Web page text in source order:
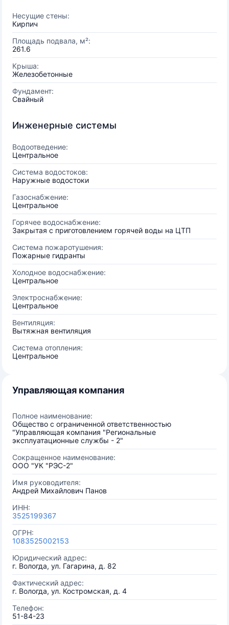
Несущие стены:
Кирпич
Площадь подвала, м²:
261.6
Крыша:
Железобетонные
Фундамент:
Свайный
Инженерные системы
Водоотведение:
Центральное
Система водостоков:
Наружные водостоки
Газоснабжение:
Центральное
Горячее водоснабжение:
Закрытая с приготовлением горячей воды на ЦТП
Система пожаротушения:
Пожарные гидранты
Холодное водоснабжение:
Центральное
Электроснабжение:
Центральное
Вентиляция:
Вытяжная вентиляция
Система отопления:
Центральное
Управляющая компания
Полное наименование:
Общество с ограниченной ответственностью
"Управляющая компания "Региональные
эксплуатационные службы - 2"
Сокращенное наименование:
ООО "УК "РЭС-2"
Имя руководителя:
Андрей Михайлович Панов
ИНН:
3525199367
ОГРН:
1083525002153
Юридический адрес:
г. Вологда, ул. Гагарина, д. 82
Фактический адрес:
г. Вологда, ул. Костромская, д. 4
Телефон:
51-84-23